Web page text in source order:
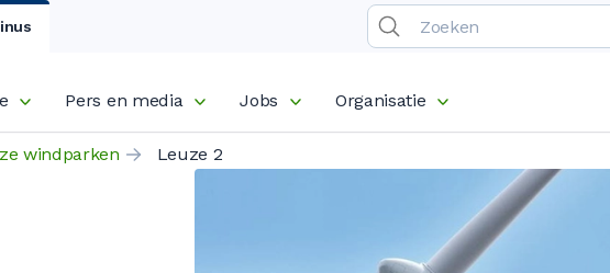
Pers en media Jobs Organisatie
windparken Leuze 2